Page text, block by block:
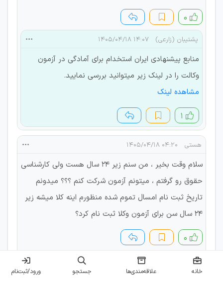
۰
پشتیبان (زارعی) ۱۴:۰۷ ۱۴۰۵/۰۴/۱۸
منابع پیشنهادی ایران استخدام برای آمادگی در آزمون
وکالت را در لینک زیر میتوانید بررسی نمایید.
مشاهده لینک
۱
هستی ۰۴:۲۰ ۱۴۰۵/۰۴/۱۸
سلام وقت بخیر ، من سنم زیر ۲۴ سال هست ولی کارشناسی
حقوق رو گرفتم ، میتونم آزمون شرکت کنم ؟؟؟ میدونم
تاریخ ثبت نام امسال تموم شده منظورم اینه کلا میشه زیر
24 سال سن برای آزمون وکلا ثبت نام کرد؟
۰
پشتیبان (زارعی) ۰۹:۵۰ ۱۴۰۵/۰۴/۱۸
خانه علاقه‌مندی‌ها جستجو ورود/ثبت‌نام